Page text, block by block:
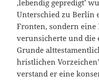
‚lebendig gepredigt’
Unterschied zu Berlin
Fronten, sondern eine
verunsicherte und die
Grunde
hristlichen
verstand er eine